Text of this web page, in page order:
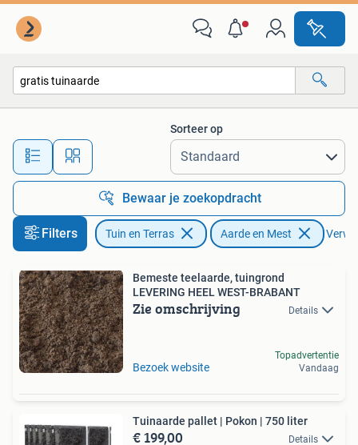
Alle afstanden…
Sorteer op
Bewaar je zoekopdracht
Filters Tuin en Terras Aarde en Mest
Bemeste teelaarde, tuingrond
LEVERING HEEL WEST-BRABANT
Zie omschrijving Details
Bezoek website
Topadvertentie
Vandaag
Tuinaarde pallet | Pokon | 750 liter
€ 199,00 Details